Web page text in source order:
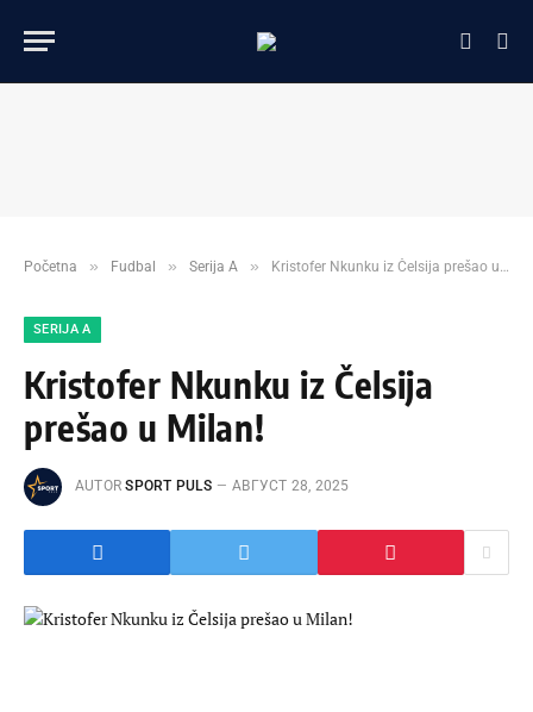
Početna » Fudbal » Serija A » Kristofer Nkunku iz Čelsija prešao u Milan!
SERIJA A
Kristofer Nkunku iz Čelsija
prešao u Milan!
AUTOR SPORT PULS АВГУСТ 28, 2025